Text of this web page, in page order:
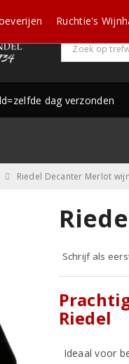
dag verzonden
Ruchtie's
Riedel Decanter Merlot
Schrijf als
Riedel
Ideaal voor